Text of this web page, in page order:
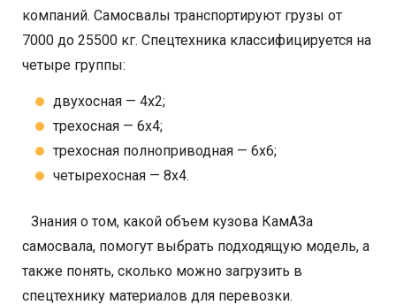
компаний. Самосвалы транспортируют грузы от
7000 до 25500 кг. Спецтехника классифицируется на
четыре группы:
двухосная — 4х2;
трехосная — 6х4;
трехосная полноприводная — 6х6;
четырехосная — 8х4.
Знания о том, какой объем кузова КамАЗа
самосвала, помогут выбрать подходящую модель, а
также понять, сколько можно загрузить в
спецтехнику материалов для перевозки.